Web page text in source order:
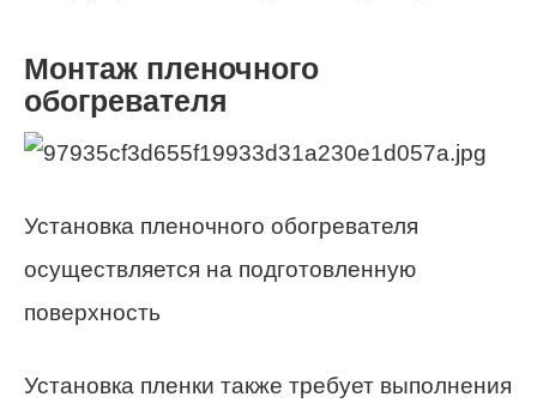
Монтаж пленочного
обогревателя
Установка пленочного обогревателя
осуществляется на подготовленную
поверхность
Установка пленки также требует выполнения